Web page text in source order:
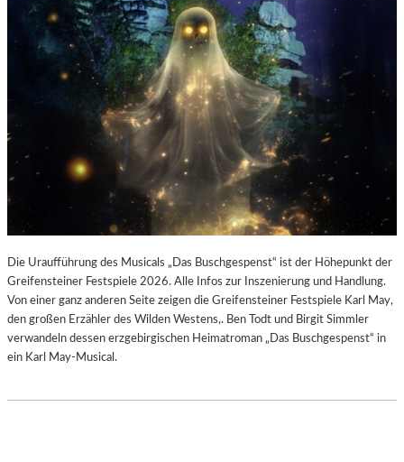
U
L
T
U
R
-
B
O
G
Die Uraufführung des Musicals „Das Buschgespenst“ ist der Höhepunkt der
Greifensteiner Festspiele 2026. Alle Infos zur Inszenierung und Handlung.
Von einer ganz anderen Seite zeigen die Greifensteiner Festspiele Karl May,
den großen Erzähler des Wilden Westens,. Ben Todt und Birgit Simmler
verwandeln dessen erzgebirgischen Heimatroman „Das Buschgespenst“ in
ein Karl May-Musical.